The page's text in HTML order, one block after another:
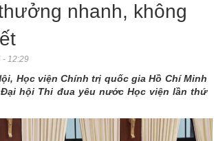
nhanh, không
- 12:29
Học viện Chính trị quốc gia Hồ Chí Minh
hội Thi đua yêu nước Học viện lần thứ